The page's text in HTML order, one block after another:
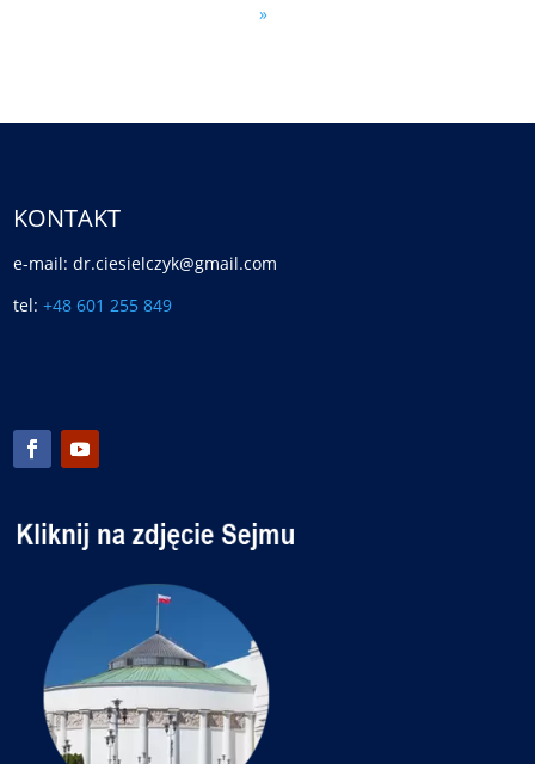
»
KONTAKT
e-mail: dr.ciesielczyk@gmail.com
tel:+48 601 255 849